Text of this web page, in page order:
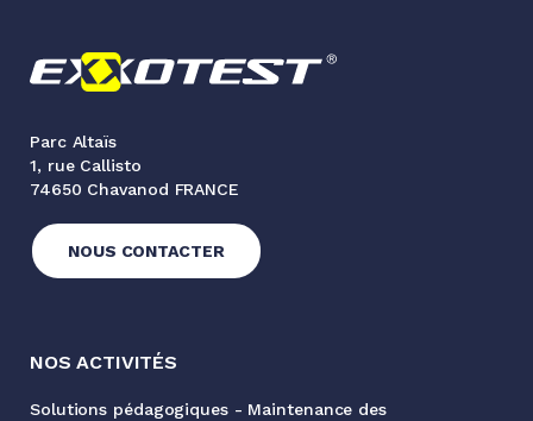
Parc Altaïs
1, rue Callisto
74650 Chavanod FRANCE
NOUS CONTACTER
NOS ACTIVITÉS
Solutions pédagogiques - Maintenance des